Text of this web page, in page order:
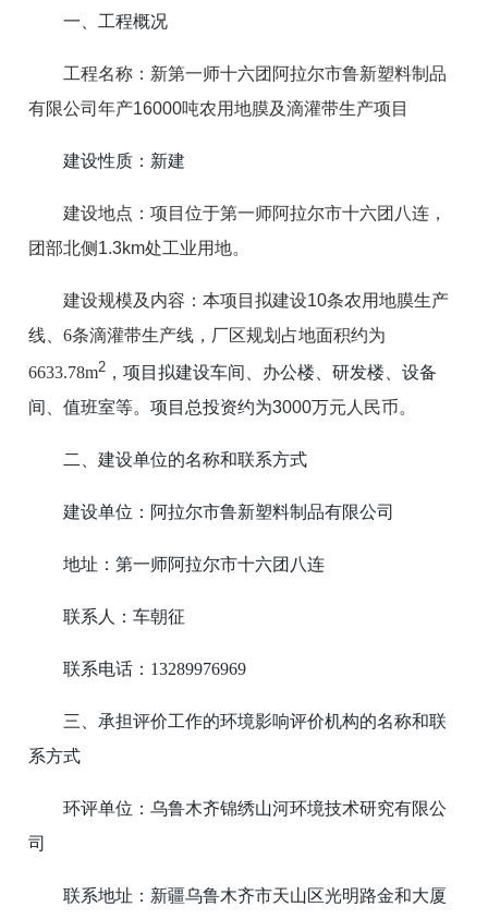
一、工程概况
工程名称：新第一师十六团阿拉尔市鲁新塑料制品
有限公司年产16000吨农用地膜及滴灌带生产项目
建设性质：新建
建设地点：项目位于第一师阿拉尔市十六团八连，
团部北侧 1.3km处工业用地。
建设规模及内容：本项目拟建设10条农用地膜生产
线、6条滴灌带生产线，厂区规划占地面积约为
6633.78m2 ，项目拟建设车间、办公楼、研发楼、设备
间、值班室等。项目总投资约为3000万元人民币。
二、建设单位的名称和联系方式
建设单位：阿拉尔市鲁新塑料制品有限公司
地址：第一师阿拉尔市十六团八连
联系人：车朝征
联系电话：13289976969
三、承担评价工作的环境影响评价机构的名称和联
系方式
环评单位：乌鲁木齐锦绣山河环境技术研究有限公
司
联系地址：新疆乌鲁木齐市天山区光明路金和大厦